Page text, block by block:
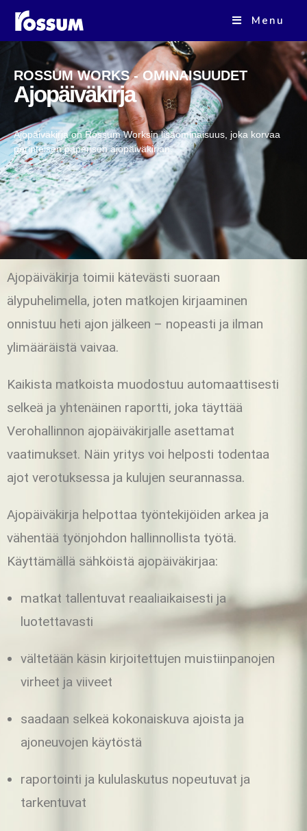
Menu
ROSSUM WORKS - OMINAISUUDET
Ajopäiväkirja
Ajopäiväkirja on Rossum Worksin lisäominaisuus, joka korvaa
perinteisen paperisen ajopäiväkirjan.
Ajopäiväkirja toimii kätevästi suoraan
älypuhelimella, joten matkojen kirjaaminen
onnistuu heti ajon jälkeen – nopeasti ja ilman
ylimääräistä vaivaa.
Kaikista matkoista muodostuu automaattisesti
selkeä ja yhtenäinen raportti, joka täyttää
Verohallinnon ajopäiväkirjalle asettamat
vaatimukset. Näin yritys voi helposti todentaa
ajot verotuksessa ja kulujen seurannassa.
Ajopäiväkirja helpottaa työntekijöiden arkea ja
vähentää työnjohdon hallinnollista työtä.
Käyttämällä sähköistä ajopäiväkirjaa:
matkat tallentuvat reaaliaikaisesti ja
luotettavasti
vältetään käsin kirjoitettujen muistiinpanojen
virheet ja viiveet
saadaan selkeä kokonaiskuva ajoista ja
ajoneuvojen käytöstä
raportointi ja kululaskutus nopeutuvat ja
tarkentuvat